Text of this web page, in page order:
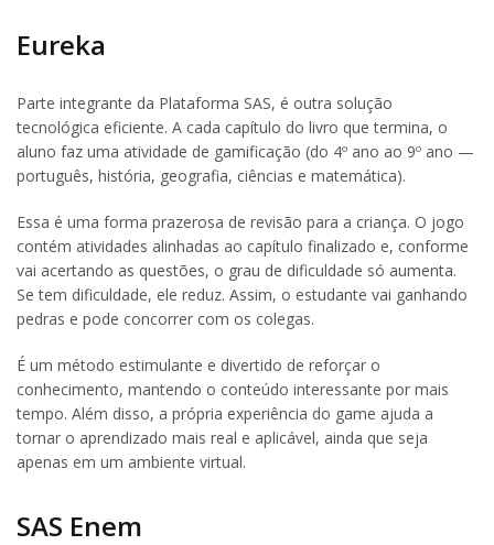
Eureka
Parte integrante da Plataforma SAS, é outra solução
tecnológica eficiente. A cada capítulo do livro que termina, o
aluno faz uma atividade de gamificação (do 4º ano ao 9º ano —
português, história, geografia, ciências e matemática).
Essa é uma forma prazerosa de revisão para a criança. O jogo
contém atividades alinhadas ao capítulo finalizado e, conforme
vai acertando as questões, o grau de dificuldade só aumenta.
Se tem dificuldade, ele reduz. Assim, o estudante vai ganhando
pedras e pode concorrer com os colegas.
É um método estimulante e divertido de reforçar o
conhecimento, mantendo o conteúdo interessante por mais
tempo. Além disso, a própria experiência do game ajuda a
tornar o aprendizado mais real e aplicável, ainda que seja
apenas em um ambiente virtual.
SAS Enem